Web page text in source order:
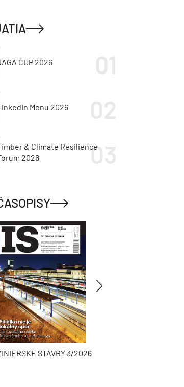
CUP 2026
Menu 2026
& Climate Resilience
2026
STAVBY 3/2026